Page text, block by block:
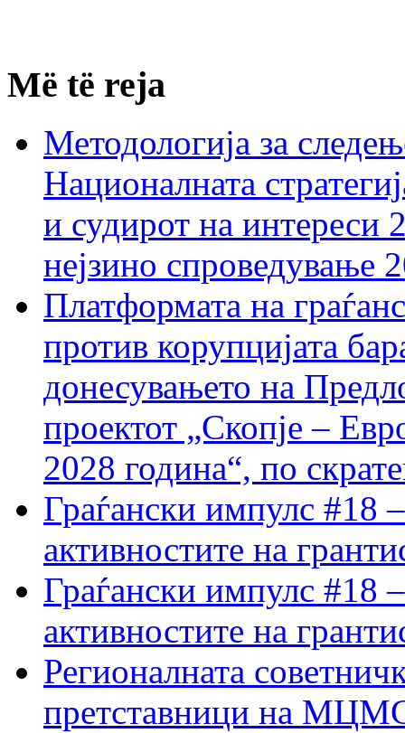
Më të reja
Методологија за
Националната
и судирот на интереси
нејзино спроведување
Платформата на
против корупцијата
донесувањето на
проектот „Скопје –
2028 година“, по
Граѓански импулс #18
активностите на
Граѓански импулс #18
активностите на
Регионалната
претставници на МЦМС